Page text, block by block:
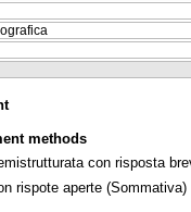
methods
con risposta
rispote aperte (Sommativa)